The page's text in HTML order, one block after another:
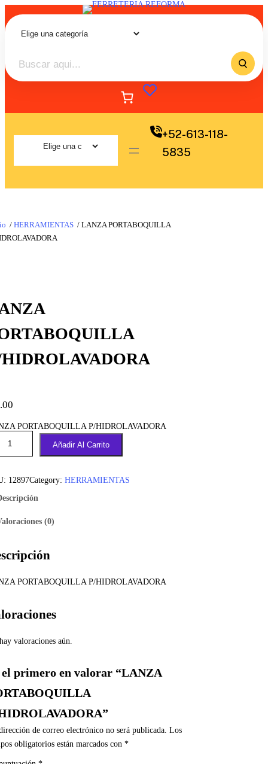
+52-613-118-
5835
/ HERRAMIENTAS / LANZA PORTABOQUILLA
PORTABOQUILLA P/HIDROLAVADORA
Añadir Al Carrito
12897Category: HERRAMIENTAS
(0)
PORTABOQUILLA P/HIDROLAVADORA
valoraciones aún.
el primero en valorar “LANZA
de correo electrónico no será publicada. Los
obligatorios están marcados con *